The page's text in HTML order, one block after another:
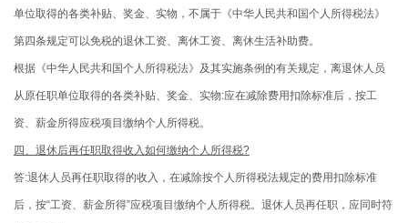
单位取得的各类补贴、奖金、实物，不属于《中华人民共和国个人所得税法》
第四条规定可以免税的退休工资、离休工资、离休生活补助费。
根据《中华人民共和国个人所得税法》及其实施条例的有关规定，离退休人员
从原任职单位取得的各类补贴、奖金、实物:应在减除费用扣除标准后，按工
资、薪金所得应税项目缴纳个人所得税。
四、退休后再任职取得收入如何缴纳个人所得税?
答:退休人员再任职取得的收入，在减除按个人所得税法规定的费用扣除标准
后，按“工资、薪金所得”应税项目缴纳个人所得税。退休人员再任职，应同时符